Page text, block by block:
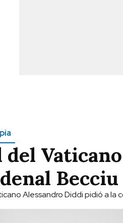
del
Becciu
Alessandro Diddi pidió a